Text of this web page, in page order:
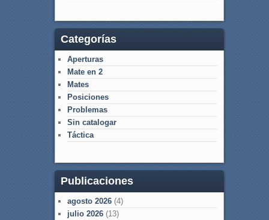
Categorías
Aperturas
Mate en 2
Mates
Posiciones
Problemas
Sin catalogar
Táctica
Publicaciones
agosto 2026(4)
julio 2026(13)